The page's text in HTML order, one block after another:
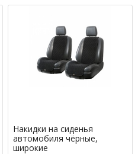
Накидки на сиденья
автомобиля чёрные,
широкие